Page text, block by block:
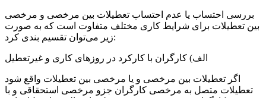
بررسی احتساب یا عدم احتساب تعطیلات بین مرخصی و مرخصی
بین تعطیلات برای شرایط کاری مختلف متفاوت است که به صورت
زیر می‌توان تقسیم بندی کرد:
الف) کارگران با کارکرد در روزهای کاری و غیرتعطیل
اگر تعطیلات بین مرخصی و یا مرخصی بین تعطیلات واقع شود
تعطیلات متصل به مرخصی کارگران جزو مرخصی استحقاقی و با